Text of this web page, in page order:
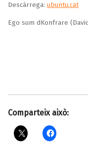
Descàrrega: ubuntu.cat
Ego sum dKonfrare
Comparteix això: